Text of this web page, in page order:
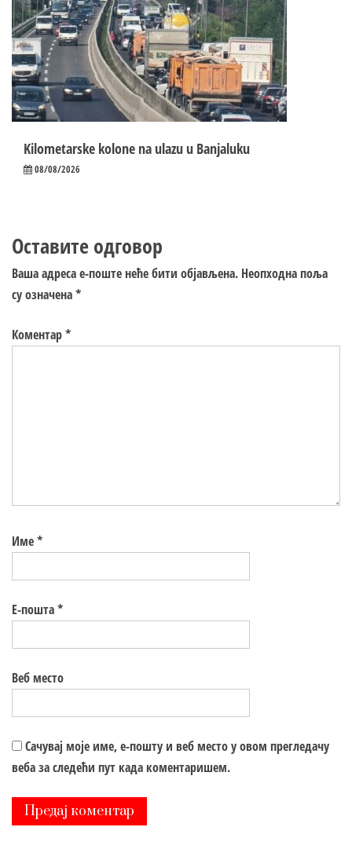
Kilometarske kolone na ulazu u Banjaluku
08/08/2026
Оставите одговор
Ваша адреса е-поште неће бити објављена. Неопходна поља
су означена*
Коментар*
Име*
Е-пошта*
Веб место
Сачувај моје име, е-пошту и веб место у овом прегледачу
веба за следећи пут када коментаришем.